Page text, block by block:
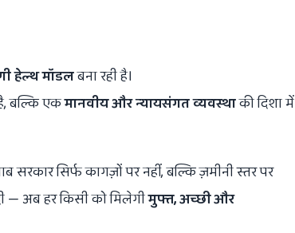
हेल्थ मॉडलबना रही है।
बल्कि एकमानवीय और न्यायसंगत व्यवस्थाकी दिशा में
सरकार सिर्फ कागज़ों पर नहीं, बल्कि ज़मीनी स्तर पर
— अब हर किसी को मिलेगीमुफ्त,अच्छी और